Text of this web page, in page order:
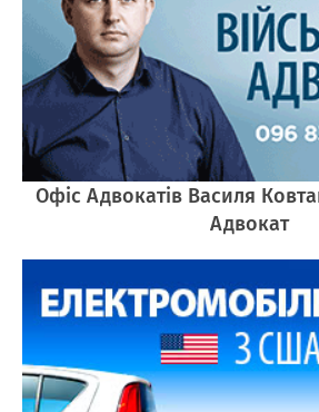
Офіс Адвокатів Василя
Адвокат